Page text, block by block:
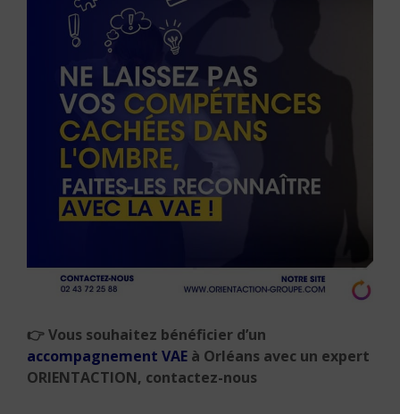
👉Vous souhaitez bénéficier d’un
accompagnement VAE à Orléans avec un expert
ORIENTACTION, contactez-nous